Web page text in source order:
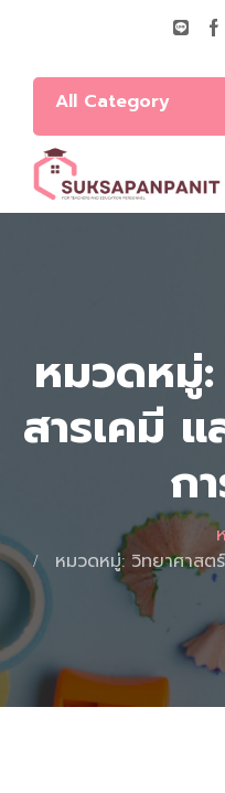
All Category
หมวดหมู่
สารเคมี แ
ก
หมวดหมู่: วิทยาศาสต